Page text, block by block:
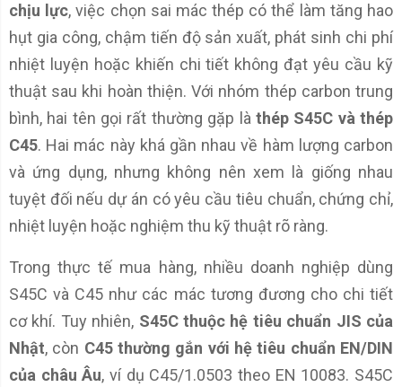
chịu lực, việc chọn sai mác thép có thể làm tăng hao
hụt gia công, chậm tiến độ sản xuất, phát sinh chi phí
nhiệt luyện hoặc khiến chi tiết không đạt yêu cầu kỹ
thuật sau khi hoàn thiện. Với nhóm thép carbon trung
bình, hai tên gọi rất thường gặp là thép S45C và thép
C45. Hai mác này khá gần nhau về hàm lượng carbon
và ứng dụng, nhưng không nên xem là giống nhau
tuyệt đối nếu dự án có yêu cầu tiêu chuẩn, chứng chỉ,
nhiệt luyện hoặc nghiệm thu kỹ thuật rõ ràng.
Trong thực tế mua hàng, nhiều doanh nghiệp dùng
S45C và C45 như các mác tương đương cho chi tiết
cơ khí. Tuy nhiên, S45C thuộc hệ tiêu chuẩn JIS của
Nhật, còn C45 thường gắn với hệ tiêu chuẩn EN/DIN
của châu Âu, ví dụ C45/1.0503 theo EN 10083. S45C